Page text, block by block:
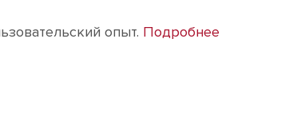
По всем вопросам
опыт. Подробнее